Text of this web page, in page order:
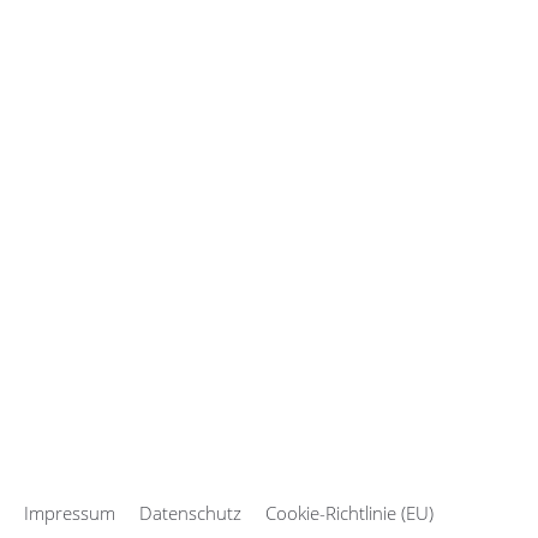
Impressum Datenschutz Cookie-Richtlinie (EU)